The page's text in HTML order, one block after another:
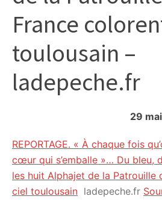
France
toulousain –
ladepeche.fr
29
REPORTAGE. « À chaque fois
cœur qui s’emballe »… Du bleu,
les huit Alphajet de la Patrouille
ciel toulousain ladepeche.fr